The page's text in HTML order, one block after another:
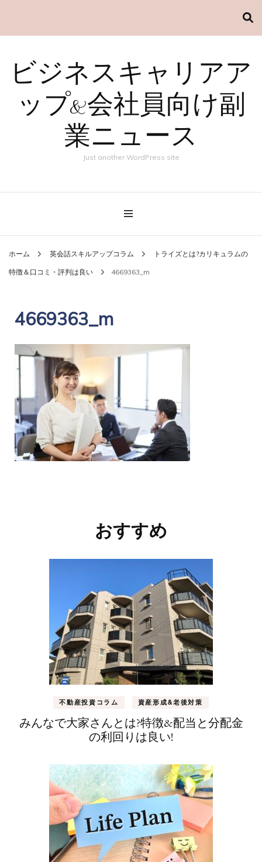
ビジネスキャリアア
ップ&会社員向け副
業ニュース
Just another WordPress site
ホーム 英会話スキルアップコラム トライズとは?カリキュラムの
特徴＆口コミ・評判は良い 4669363_m
4669363_m
おすすめ
不動産投資コラム 資産形成&老後対策
みんなで大家さんとは?特徴&配当と分配金
の利回りは良い!